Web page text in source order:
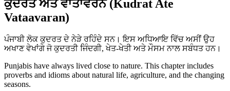
ਕੁਦਰਤ ਅਤੇ ਵਾਤਾਵਰਨ (Kudrat Ate
Vataavaran)
ਪੰਜਾਬੀ ਲੋਕ ਕੁਦਰਤ ਦੇ ਨੇੜੇ ਰਹਿੰਦੇ ਸਨ। ਇਸ ਅਧਿਆਇ ਵਿੱਚ ਅਸੀਂ ਉਹ
ਅਖਾਣ ਵੇਖਾਂਗੇ ਜੋ ਕੁਦਰਤੀ ਜਿੰਦਗੀ, ਖੇਤ-ਖੇਤੀ ਅਤੇ ਮੌਸਮ ਨਾਲ ਸਬੰਧਤ ਹਨ।
Punjabis have always lived close to nature. This chapter includes
proverbs and idioms about natural life, agriculture, and the changing
seasons.